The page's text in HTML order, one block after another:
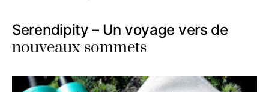
Serendipity – Un voyage vers de
nouveaux sommets